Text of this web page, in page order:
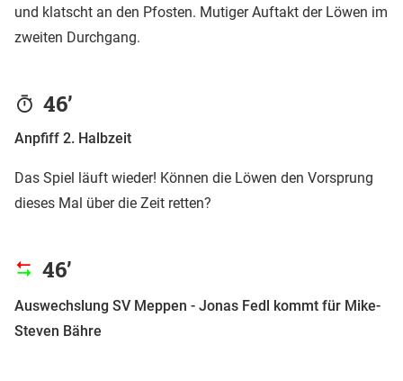
und klatscht an den Pfosten. Mutiger Auftakt der Löwen im
zweiten Durchgang.
46’
Anpfiff 2. Halbzeit
Das Spiel läuft wieder! Können die Löwen den Vorsprung
dieses Mal über die Zeit retten?
46’
Auswechslung SV Meppen - Jonas Fedl kommt für Mike-
Steven Bähre